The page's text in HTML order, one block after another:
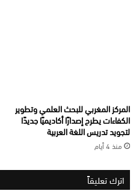
المركز المغربي للبحث العلمي وتطوير
الكفاءات يطرح إصدارًا أكاديميًا جديدًا
لتجويد تدريس اللغة العربية
منذ 4 أيام
اترك تعليقاً